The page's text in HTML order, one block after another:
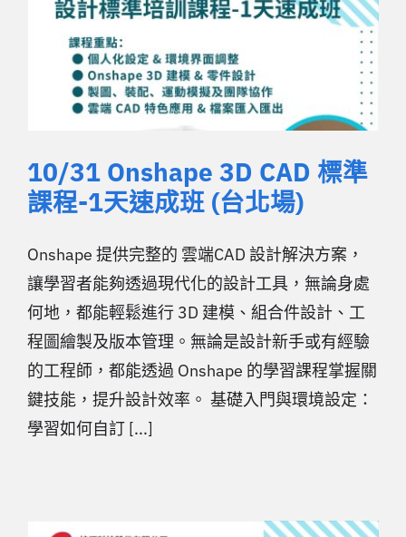
10/31 Onshape 3D CAD 標準
課程-1天速成班 (台北場)
Onshape 提供完整的 雲端CAD 設計解決方案，
讓學習者能夠透過現代化的設計工具，無論身處
何地，都能輕鬆進行 3D 建模、組合件設計、工
程圖繪製及版本管理。無論是設計新手或有經驗
的工程師，都能透過 Onshape 的學習課程掌握關
鍵技能，提升設計效率。 基礎入門與環境設定：
學習如何自訂 [...]